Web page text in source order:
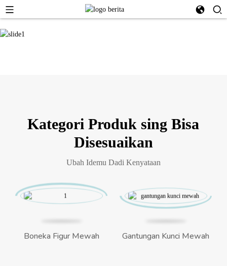
Kategori Produk sing Bisa
Disesuaikan
Ubah Idemu Dadi Kenyataan
Boneka Figur Mewah Gantungan Kunci Mewah